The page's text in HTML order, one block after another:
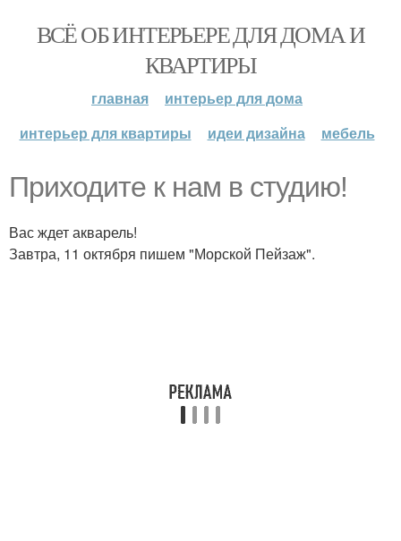
ВСЁ ОБ ИНТЕРЬЕРЕ ДЛЯ ДОМА И
КВАРТИРЫ
главная
интерьер для дома
интерьер для квартиры
идеи дизайна мебель
Приходите к нам в студию!
Вас ждет акварель!
Завтра, 11 октября пишем "Морской Пейзаж".